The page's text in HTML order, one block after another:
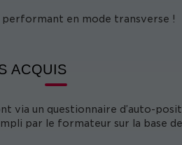
en mode transverse !
ACQUIS
via un questionnaire d’auto-
par le formateur sur la base